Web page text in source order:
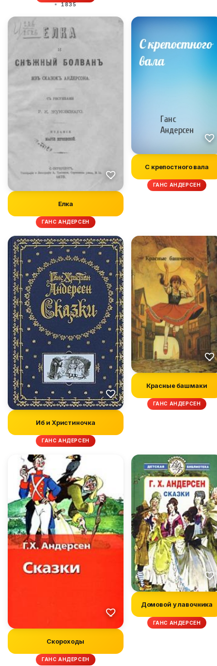
1835
Елка
ГАНС АНДЕРСЕН
С крепостного вала
ГАНС АНДЕРСЕН
Иб и Христиночка
ГАНС АНДЕРСЕН
Красные башмаки
ГАНС АНДЕРСЕН
Скороходы
ГАНС АНДЕРСЕН
Домовой у лавочника
ГАНС АНДЕРСЕН